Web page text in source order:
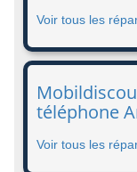
Voir tous les
téléphone
Voir tous les